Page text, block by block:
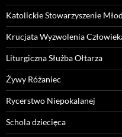
Katolickie Stowarzyszenie
Krucjata Wyzwolenia
Liturgiczna Służba Ołtarza
Żywy Różaniec
Rycerstwo Niepokalanej
Schola dziecięca